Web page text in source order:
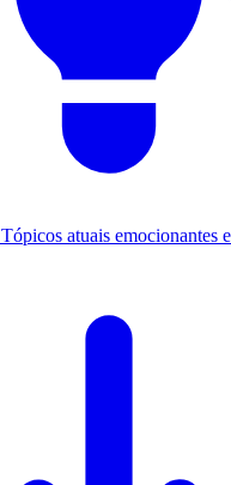
Tópicos atuais emocionantes